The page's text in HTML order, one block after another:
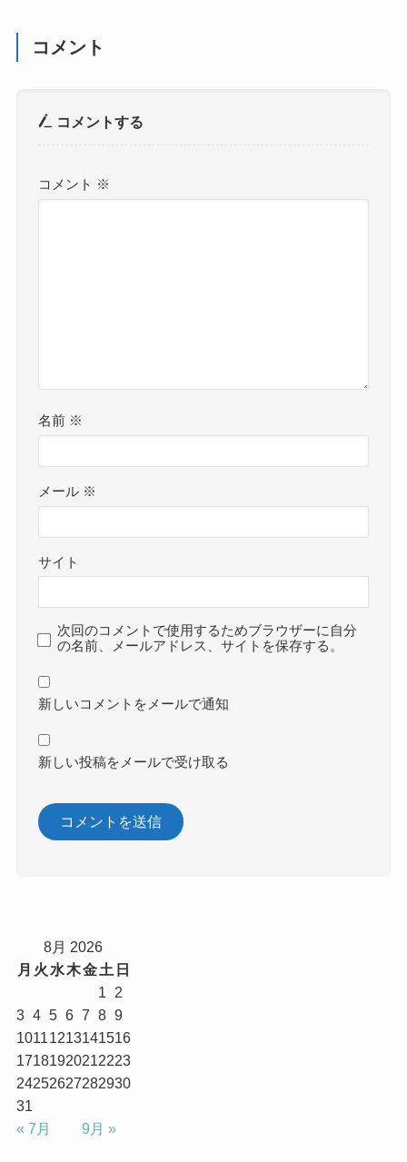
コメント
コメントする
コメント ※
名前 ※
メール ※
サイト
次回のコメントで使用するためブラウザーに自分
の名前、メールアドレス、サイトを保存する。
新しいコメントをメールで通知
新しい投稿をメールで受け取る
8月 2026
月 火 水木金土 日
1
2
3 4 5 6 7 8 9
10111213141516
17181920212223
24252627282930
31
« 7月
9月 »